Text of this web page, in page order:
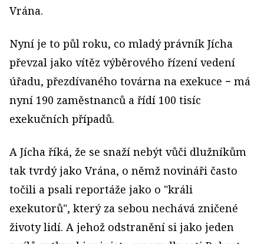
Vrána.
Nyní je to půl roku, co mladý právník Jícha
převzal jako vítěz výběrového řízení vedení
úřadu, přezdívaného továrna na exekuce − má
nyní 190 zaměstnanců a řídí 100 tisíc
exekučních případů.
A Jícha říká, že se snaží nebýt vůči dlužníkům
tak tvrdý jako Vrána, o němž novináři často
točili a psali reportáže jako o "králi
exekutorů", který za sebou nechává zničené
životy lidí. A jehož odstranění si jako jeden